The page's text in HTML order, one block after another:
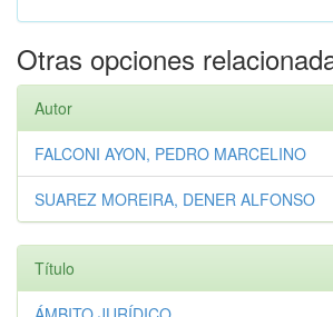
Otras opciones
Autor
FALCONI AYON, PEDRO MARCELINO
SUAREZ MOREIRA, DENER ALFONSO
Título